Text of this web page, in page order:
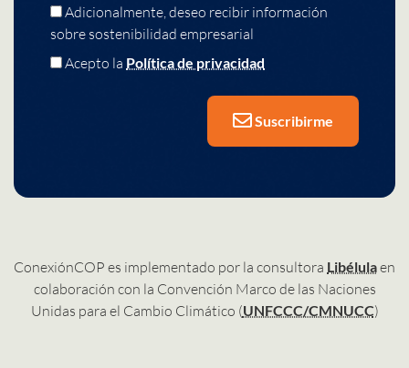
Adicionalmente, deseo recibir información
sobre sostenibilidad empresarial
Acepto la Política de privacidad
Suscribirme
ConexiónCOP es implementado por la consultora Libélulaen
colaboración con la Convención Marco de las Naciones
Unidas para el Cambio Climático (UNFCCC/CMNUCC)